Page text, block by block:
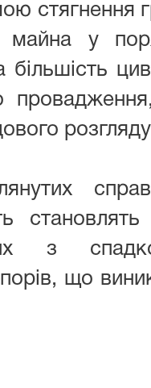
стягнення
майна у
більшість
з
що